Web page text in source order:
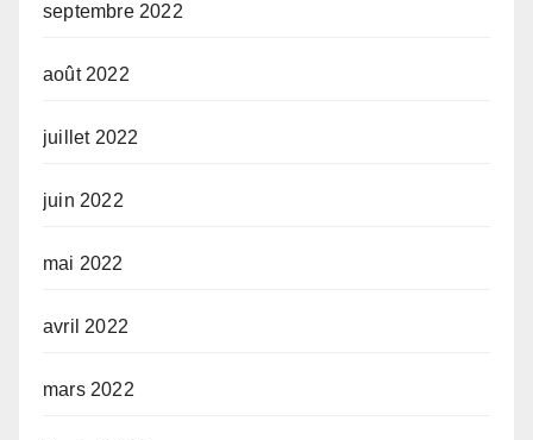
septembre 2022
août 2022
juillet 2022
juin 2022
mai 2022
avril 2022
mars 2022